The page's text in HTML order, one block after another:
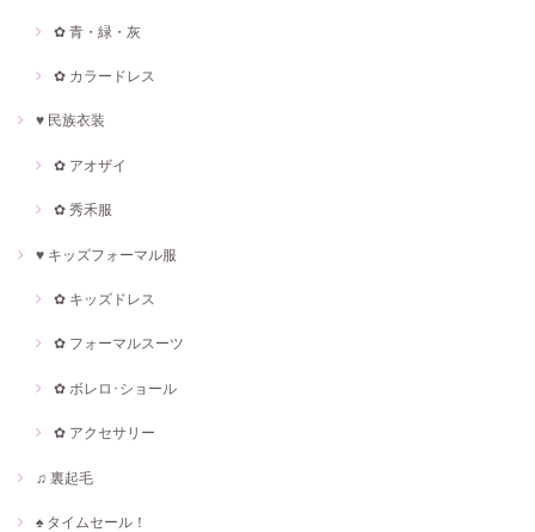
✿ 青・緑・灰
✿ カラードレス
♥ 民族衣装
✿ アオザイ
✿ 秀禾服
♥ キッズフォーマル服
✿ キッズドレス
✿ フォーマルスーツ
✿ ボレロ･ショール
✿ アクセサリー
♫ 裏起毛
♠ タイムセール！